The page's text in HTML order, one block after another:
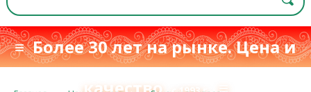
≡ Более 30 лет на рынке. Цена и